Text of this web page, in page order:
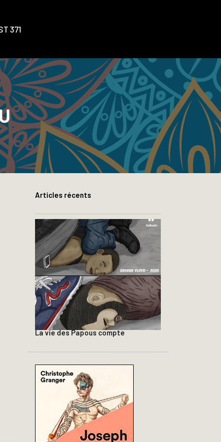
371
Articles récents
La vie des Papous compte